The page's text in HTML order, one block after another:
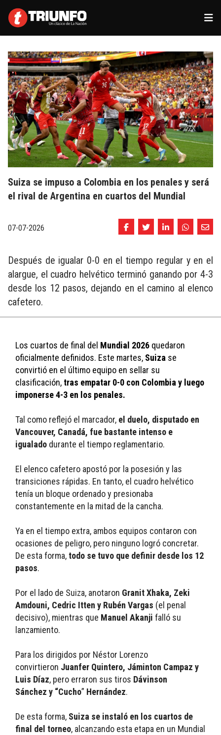
Suiza se impuso a Colombia en los penales y será
el rival de Argentina en cuartos del Mundial
07-07-2026
Después de igualar 0-0 en el tiempo regular y en el
alargue, el cuadro helvético terminó ganando por 4-3
desde los 12 pasos, dejando en el camino al elenco
cafetero.
Los cuartos de final del Mundial 2026 quedaron
oficialmente definidos. Este martes, Suiza se
convirtió en el último equipo en sellar su
clasificación, tras empatar 0-0 con Colombia y luego
imponerse 4-3 en los penales.
Tal como reflejó el marcador, el duelo, disputado en
Vancouver, Canadá, fue bastante intenso e
igualado durante el tiempo reglamentario.
El elenco cafetero apostó por la posesión y las
transiciones rápidas. En tanto, el cuadro helvético
tenía un bloque ordenado y presionaba
constantemente en la mitad de la cancha.
Ya en el tiempo extra, ambos equipos contaron con
ocasiones de peligro, pero ninguno logró concretar.
De esta forma, todo se tuvo que definir desde los 12
pasos.
Por el lado de Suiza, anotaron Granit Xhaka, Zeki
Amdouni, Cedric Itten y Rubén Vargas (el penal
decisivo), mientras que Manuel Akanji falló su
lanzamiento.
Para los dirigidos por Néstor Lorenzo
convirtieron Juanfer Quintero, Jáminton Campaz y
Luis Díaz, pero erraron sus tiros Dávinson
Sánchez y “Cucho” Hernández.
De esta forma, Suiza se instaló en los cuartos de
final del torneo, alcanzando esta etapa en un Mundial